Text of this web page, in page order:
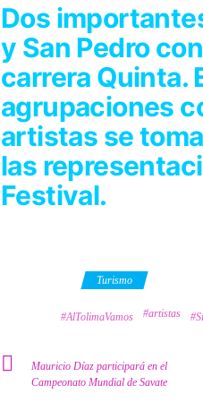
Dos
y San Pedro
carrera Quinta.
agrupaciones
artistas se
las
Festival.
Turismo
#AlTolimaVamos #artistas
Mauricio Díaz participará en el
Campeonato Mundial de Savate